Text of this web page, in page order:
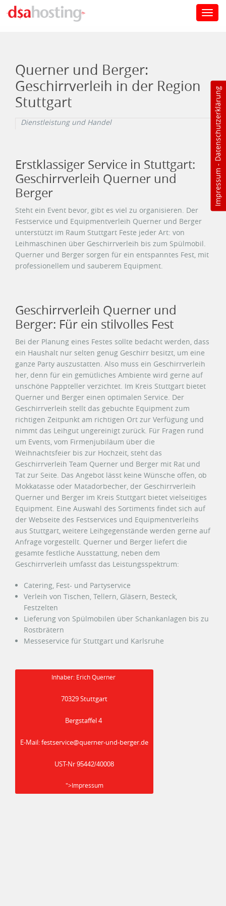
Impressum
-
Datenschutzerklärung
Querner und Berger:
Geschirrverleih in der Region
Stuttgart
Dienstleistung und Handel
Erstklassiger Service in Stuttgart:
Geschirrverleih Querner und
Berger
Steht ein Event bevor, gibt es viel zu organisieren. Der
Festservice und Equipmentverleih Querner und Berger
unterstützt im Raum Stuttgart Feste jeder Art: von
Leihmaschinen über Geschirrverleih bis zum Spülmobil.
Querner und Berger sorgen für ein entspanntes Fest, mit
professionellem und sauberem Equipment.
Geschirrverleih Querner und
Berger: Für ein stilvolles Fest
Bei der Planung eines Festes sollte bedacht werden, dass
ein Haushalt nur selten genug Geschirr besitzt, um eine
ganze Party auszustatten. Also muss ein Geschirrverleih
her, denn für ein gemütliches Ambiente wird gerne auf
unschöne Pappteller verzichtet. Im Kreis Stuttgart bietet
Querner und Berger einen optimalen Service. Der
Geschirrverleih stellt das gebuchte Equipment zum
richtigen Zeitpunkt am richtigen Ort zur Verfügung und
nimmt das Leihgut ungereinigt zurück. Für Fragen rund
um Events, vom Firmenjubiläum über die
Weihnachtsfeier bis zur Hochzeit, steht das
Geschirrverleih Team Querner und Berger mit Rat und
Tat zur Seite. Das Angebot lässt keine Wünsche offen, ob
Mokkatasse oder Matadorbecher, der Geschirrverleih
Querner und Berger im Kreis Stuttgart bietet vielseitiges
Equipment. Eine Auswahl des Sortiments findet sich auf
der Webseite des Festservices und Equipmentverleihs
aus Stuttgart, weitere Leihgegenstände werden gerne auf
Anfrage vorgestellt. Querner und Berger liefert die
gesamte festliche Ausstattung, neben dem
Geschirrverleih umfasst das Leistungsspektrum:
Catering, Fest- und Partyservice
Verleih von Tischen, Tellern, Gläsern, Besteck,
Festzelten
Lieferung von Spülmobilen über Schankanlagen bis zu
Rostbrätern
Messeservice für Stuttgart und Karlsruhe
Inhaber: Erich Querner
70329 Stuttgart
Bergstaffel 4
E-Mail:festservice@querner-und-berger.de
UST-Nr 95442/40008
">Impressum